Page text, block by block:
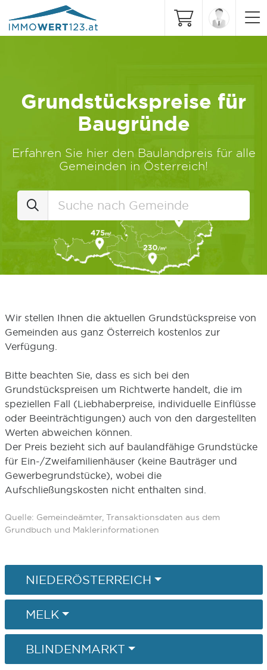
Grundstückspreise für
Baugründe
Erfahren Sie hier den Baulandpreis für alle
Gemeinden in Österreich!
Wir stellen Ihnen die aktuellen Grundstückspreise von
Gemeinden aus ganz Österreich kostenlos zur
Verfügung.
Bitte beachten Sie, dass es sich bei den
Grundstückspreisen um Richtwerte handelt, die im
speziellen Fall (Liebhaberpreise, individuelle Einflüsse
oder Beeinträchtigungen) auch von den dargestellten
Werten abweichen können.
Der Preis bezieht sich auf baulandfähige Grundstücke
für Ein-/Zweifamilienhäuser (keine Bauträger und
Gewerbegrundstücke), wobei die
Aufschließungskosten nicht enthalten sind.
Quelle: Gemeindeämter, Transaktionsdaten aus dem
Grundbuch und Maklerinformationen
NIEDERÖSTERREICH
MELK
BLINDENMARKT